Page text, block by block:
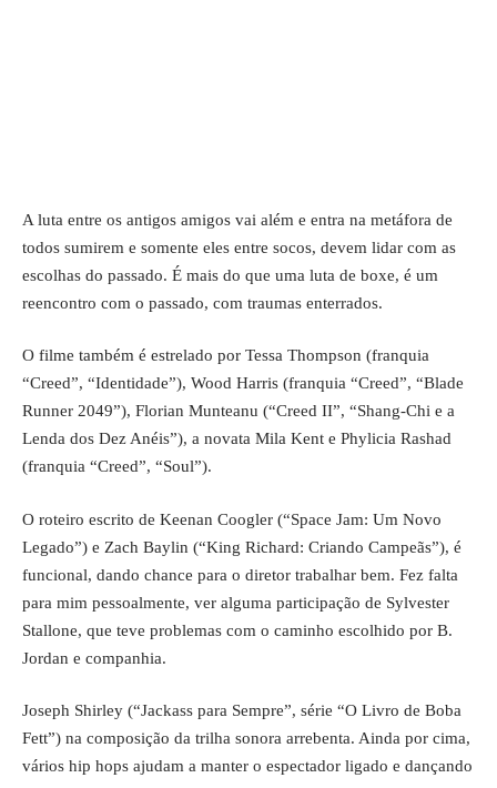
A luta entre os antigos amigos vai além e entra na metáfora de
todos sumirem e somente eles entre socos, devem lidar com as
escolhas do passado. É mais do que uma luta de boxe, é um
reencontro com o passado, com traumas enterrados.
O filme também é estrelado por Tessa Thompson (franquia
“Creed”, “Identidade”), Wood Harris (franquia “Creed”, “Blade
Runner 2049”), Florian Munteanu (“Creed II”, “Shang-Chi e a
Lenda dos Dez Anéis”), a novata Mila Kent e Phylicia Rashad
(franquia “Creed”, “Soul”).
O roteiro escrito de Keenan Coogler (“Space Jam: Um Novo
Legado”) e Zach Baylin (“King Richard: Criando Campeãs”), é
funcional, dando chance para o diretor trabalhar bem. Fez falta
para mim pessoalmente, ver alguma participação de Sylvester
Stallone, que teve problemas com o caminho escolhido por B.
Jordan e companhia.
Joseph Shirley (“Jackass para Sempre”, série “O Livro de Boba
Fett”) na composição da trilha sonora arrebenta. Ainda por cima,
vários hip hops ajudam a manter o espectador ligado e dançando